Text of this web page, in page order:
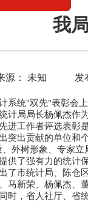
我
源： 未知 发
系统"双先"表彰会
计局局长杨佩杰作
进工作者评选表彰
突出贡献的单位和
外树形象、专家
供了强有力的统计
了市统计局、陈仓
马新荣、杨佩杰、
时，省人社厅、省